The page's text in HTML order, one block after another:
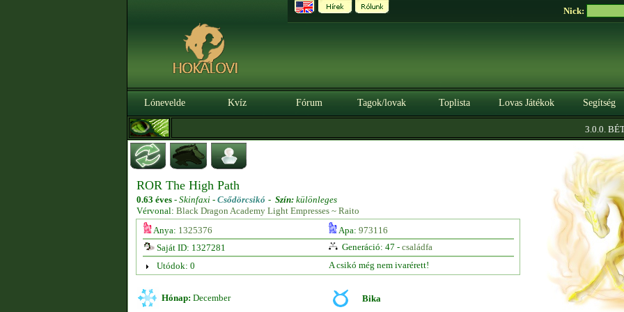
Nick:
Lónevelde Kvíz Fórum Tagok/lovak Toplista Lovas Játékok Segítség
3.0.0. BÉTA|
ROR The High Path
0.63 éves - Skinfaxi - Csődörcsikó - Szín: különleges
Vérvonal: Black Dragon Academy Light Empresses ~ Raito
Anya: 1325376 Apa: 973116
Saját ID: 1327281
Generáció: 47 - családfa
Utódok: 0
A csikó még nem ivarérett!
Hónap: December Bika